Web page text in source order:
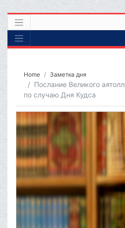
Home Заметка дня
Послание Великого
по случаю Дня Кудса